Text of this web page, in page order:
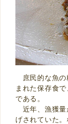
庶民的な魚の
まれた保存食
である。
近年、漁獲量
げされていた